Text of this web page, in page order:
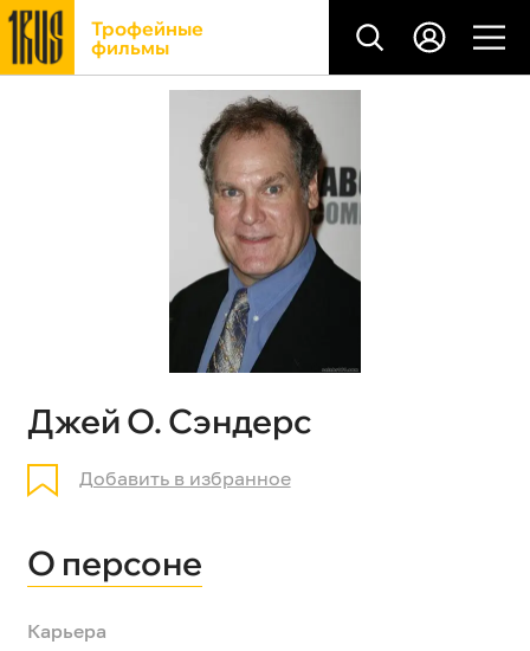
Трофейные
фильмы
Джей О. Сэндерс
Добавить в избранное
О персоне
Карьера